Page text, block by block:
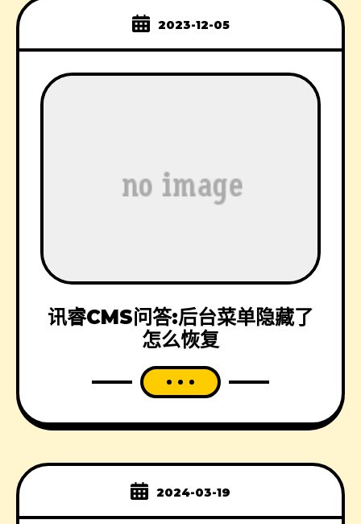
2023-12-05
讯睿CMS问答:后台菜单隐藏了
怎么恢复
2024-03-19